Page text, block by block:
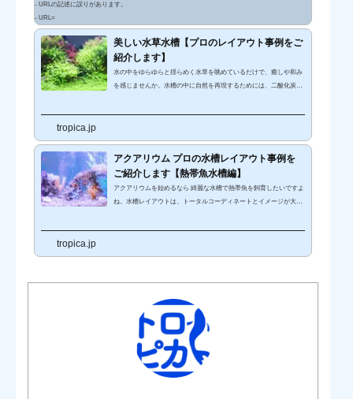
- URLの記述に誤りがあります。
- URL=
美しい水草水槽【プロのレイアウト事例をご
紹介します】
水の中をゆらゆらと揺らめく水草を眺めているだけで、癒しや和み
を感じませんか。水槽の中に自然を再現するためには、二酸化炭素
水草レイアウト水槽の事例をご紹介 ここでは、東京アクアガーデン
が作り上げた魅力的な水草レイアウト水槽をご紹介していきます。
オフィスに設...
tropica.jp
アクアリウム プロの水槽レイアウト事例を
ご紹介します【熱帯魚水槽編】
アクアリウムを始めるなら 綺麗な水槽で熱帯魚を飼育したいですよ
ね。水槽レイアウトは、トータルコーディネートとイメージが大切
水魚で全く雰囲気が違うものになります。それぞれの特徴、雰囲気
い。 初心者もお手本にしたいアクアリウムと水槽レイアウト事例：
tropica.jp